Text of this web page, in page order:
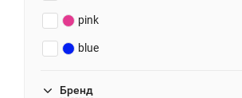
pink
blue
Бренд